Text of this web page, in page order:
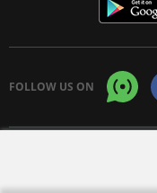
FOLLOW US ON